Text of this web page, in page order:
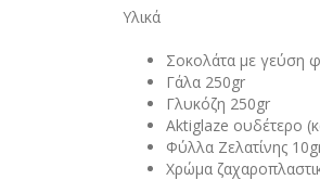
Υλικά
Σοκολάτα με γεύση
Γάλα 250gr
Γλυκόζη 250gr
Aktiglaze ουδέτερο
Φύλλα Ζελατίνης
Χρώμα